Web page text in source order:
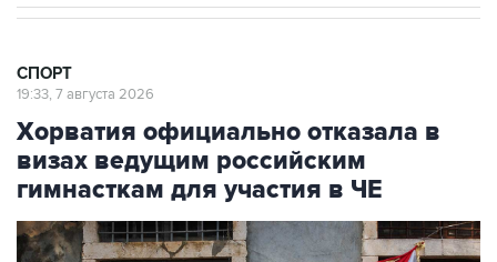
СПОРТ
19:33, 7 августа 2026
Хорватия официально отказала в
визах ведущим российским
гимнасткам для участия в ЧЕ